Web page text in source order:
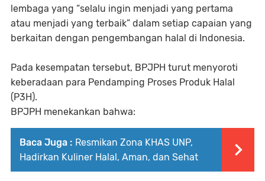
lembaga yang “selalu ingin menjadi yang pertama
atau menjadi yang terbaik” dalam setiap capaian yang
berkaitan dengan pengembangan halal di Indonesia.
Pada kesempatan tersebut, BPJPH turut menyoroti
keberadaan para Pendamping Proses Produk Halal
(P3H).
BPJPH menekankan bahwa:
Baca Juga : Resmikan Zona KHAS UNP,
Hadirkan Kuliner Halal, Aman, dan Sehat